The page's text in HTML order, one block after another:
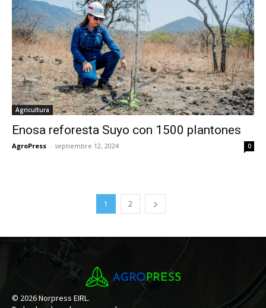
Agricultura
Enosa reforesta Suyo con 1500 plantones
AgroPress - septiembre 12, 2024 0
1 2
© 2026 Norpress EIRL.